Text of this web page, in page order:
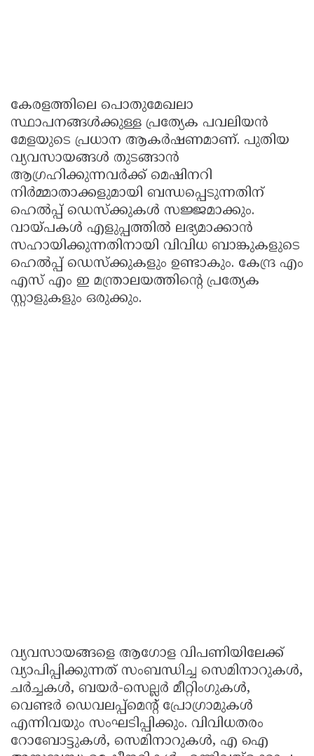
കേരളത്തിലെ പൊതുമേഖലാ
സ്ഥാപനങ്ങൾക്കുള്ള പ്രത്യേക പവലിയൻ
മേളയുടെ പ്രധാന ആകർഷണമാണ്. പുതിയ
വ്യവസായങ്ങൾ തുടങ്ങാൻ
ആഗ്രഹിക്കുന്നവർക്ക് മെഷിനറി
നിർമ്മാതാക്കളുമായി ബന്ധപ്പെടുന്നതിന്
ഹെൽപ്പ് ഡെസ്ക്കുകൾ സജ്ജമാക്കും.
വായ്പകൾ എളുപ്പത്തിൽ ലഭ്യമാക്കാൻ
സഹായിക്കുന്നതിനായി വിവിധ ബാങ്കുകളുടെ
ഹെൽപ്പ് ഡെസ്ക്കുകളും ഉണ്ടാകും. കേന്ദ്ര എം
എസ് എം ഇ മന്ത്രാലയത്തിന്റെ പ്രത്യേക
സ്റ്റാളുകളും ഒരുക്കും.
വ്യവസായങ്ങളെ ആഗോള വിപണിയിലേക്ക്
വ്യാപിപ്പിക്കുന്നത് സംബന്ധിച്ച സെമിനാറുകൾ,
ചർച്ചകൾ, ബയർ-സെല്ലർ മീറ്റിംഗുകൾ,
വെണ്ടർ ഡെവലപ്പ്മെന്റ് പ്രോഗ്രാമുകൾ
എന്നിവയും സംഘടിപ്പിക്കും. വിവിധതരം
റോബോട്ടുകൾ, സെമിനാറുകൾ, എ ഐ